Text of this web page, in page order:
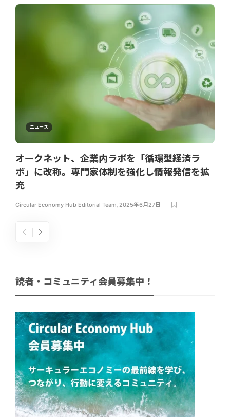
ニュース
オークネット、企業内ラボを「循環型経済ラ
ボ」に改称。専門家体制を強化し情報発信を拡
充
Circular Economy Hub Editorial Team, 2025年6月27日
読者・コミュニティ会員募集中！